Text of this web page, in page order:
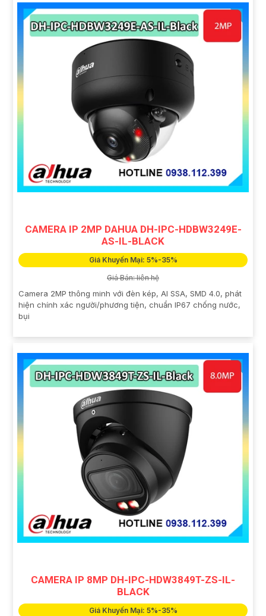
CAMERA IP 2MP DAHUA DH-IPC-HDBW3249E-
AS-IL-BLACK
Giá Khuyến Mại: 5%-35%
Giá Bán: liên hệ
Camera 2MP thông minh với đèn kép, AI SSA, SMD 4.0, phát
hiện chính xác người/phương tiện, chuẩn IP67 chống nước,
bụi
CAMERA IP 8MP DH-IPC-HDW3849T-ZS-IL-
BLACK
Giá Khuyến Mại: 5%-35%